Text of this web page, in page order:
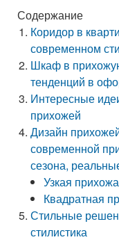
Содержание
Коридор в
современном
Шкаф в
тенденций в
Интересные
прихожей
Дизайн
современной
сезона,
Узкая
Квадратная
Стильные
стилистика